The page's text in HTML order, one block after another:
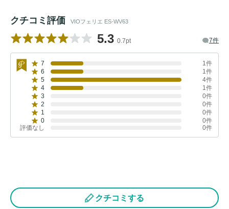
クチコミ評価 VIOフェリエ ES-WV63
5.3 0.7pt 7件
7
1件
6
1件
5
4件
4
1件
3
0件
2
0件
1
0件
0
0件
評価なし
0件
クチコミする